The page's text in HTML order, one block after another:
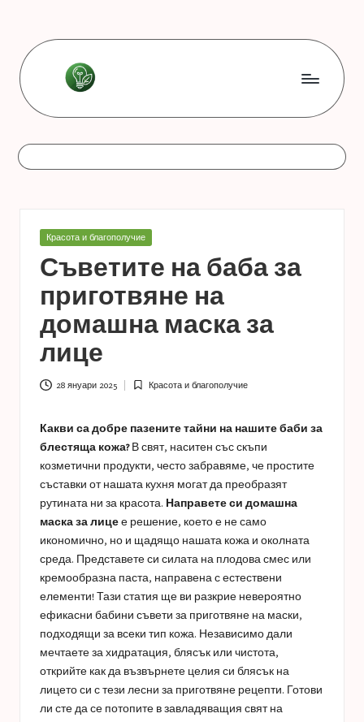
content
L
e
s
o
n
n
e
s
a
s
t
u
c
e
s
astuces
Posted
Красота и благополучие
Съветите на баба за
приготвяне на
домашна маска за
лице
28 януари 2025
Posted
Красота и благополучие
Какви са добре пазените тайни на нашите баби за
блестяща кожа?В свят, наситен със скъпи
козметични продукти, често забравяме, че простите
съставки от нашата кухня могат да преобразят
рутината ни за красота. Направете си домашна
маска за лицее решение, което е не само
икономично, но и щадящо нашата кожа и околната
среда. Представете си силата на плодова смес или
кремообразна паста, направена с естествени
елементи! Тази статия ще ви разкрие невероятно
ефикасни бабини съвети за приготвяне на маски,
подходящи за всеки тип кожа. Независимо дали
мечтаете за хидратация, блясък или чистота,
открийте как да възвърнете целия си блясък на
лицето си с тези лесни за приготвяне рецепти. Готови
ли сте да се потопите в завладяващия свят на